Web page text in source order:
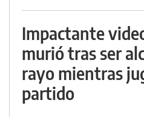
Impactante
murió tras ser
rayo mientras
partido